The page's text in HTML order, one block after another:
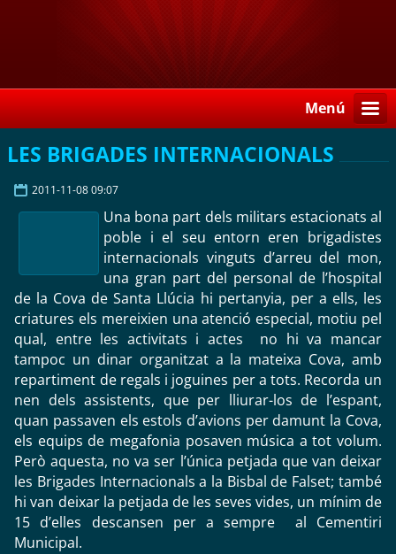
Menú
LES BRIGADES INTERNACIONALS
2011-11-08 09:07
Una bona part dels militars estacionats al
poble i el seu entorn eren brigadistes
internacionals vinguts d’arreu del mon,
una gran part del personal de l’hospital
de la Cova de Santa Llúcia hi pertanyia, per a ells, les
criatures els mereixien una atenció especial, motiu pel
qual, entre les activitats i actes no hi va mancar
tampoc un dinar organitzat a la mateixa Cova, amb
repartiment de regals i joguines per a tots. Recorda un
nen dels assistents, que per lliurar-los de l’espant,
quan passaven els estols d’avions per damunt la Cova,
els equips de megafonia posaven música a tot volum.
Però aquesta, no va ser l’única petjada que van deixar
les Brigades Internacionals a la Bisbal de Falset; també
hi van deixar la petjada de les seves vides, un mínim de
15 d’elles descansen per a sempre al Cementiri
Municipal.